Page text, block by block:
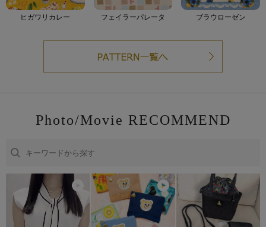
ヒガワリカレー フェイラーパレータ ブラウローゼン
Photo/Movie RECOMMEND